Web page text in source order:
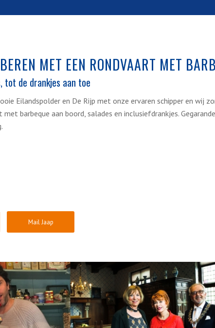
MET EEN RONDVAART MET
tot de drankjes aan toe
Eilandspolder en De Rijp met onze ervaren schipper en wij
barbeque aan boord, salades en inclusiefdrankjes.
Mail Jaap